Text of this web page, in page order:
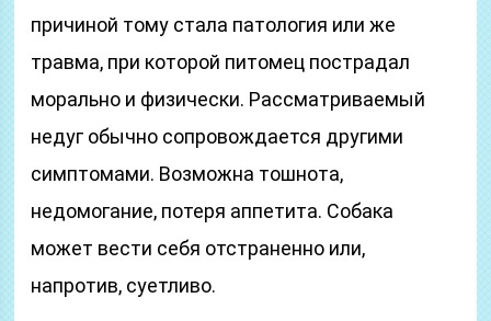
причиной тому стала патология или же
травма, при которой питомец пострадал
морально и физически. Рассматриваемый
недуг обычно сопровождается другими
симптомами. Возможна тошнота,
недомогание, потеря аппетита. Собака
может вести себя отстраненно или,
напротив, суетливо.